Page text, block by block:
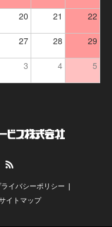
20 21 22
27 28 29
3 4 5
ライバシーポリシー
イトマップ